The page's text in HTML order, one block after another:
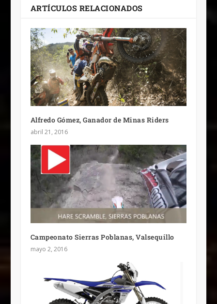
ARTÍCULOS RELACIONADOS
Alfredo Gómez, Ganador de Minas Riders
abril 21, 2016
Campeonato Sierras Poblanas, Valsequillo
mayo 2, 2016